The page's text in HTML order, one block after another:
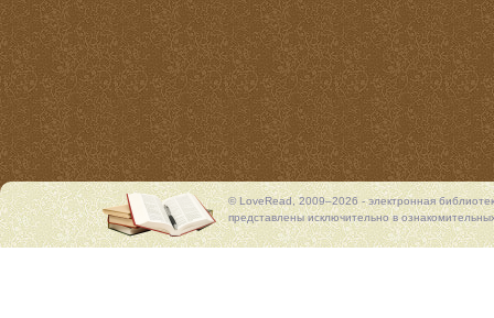
© LoveRead, 2009–2026 - электронная
представлены исключительно в